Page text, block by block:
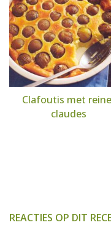
Clafoutis met
claudes
REACTIES OP DIT